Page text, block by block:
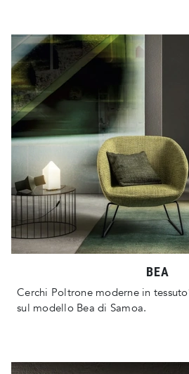
BEA
Cerchi Poltrone moderne in
sul modello Bea di Samoa.